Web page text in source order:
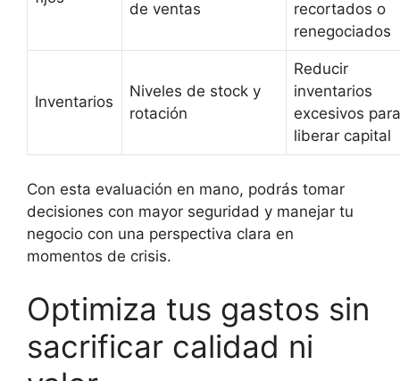
de ventas
recortados o
renegociados
Inventarios
Niveles de stock y
rotación
Reducir
inventarios
excesivos para
liberar capital
Con esta evaluación en mano, podrás tomar
decisiones con mayor seguridad y manejar tu
negocio con una perspectiva clara en
momentos de crisis.
Optimiza tus gastos sin
sacrificar calidad ni